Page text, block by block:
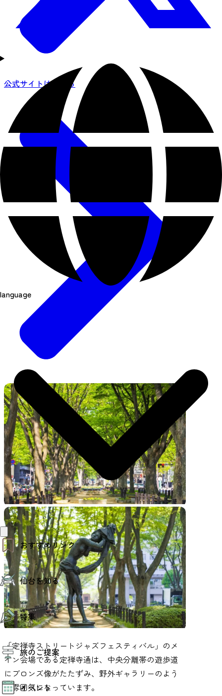
language
おすすめリンク
仙台夜時間
モデルコース
エリアガイド
お知らせ
お得なチケット
仙台を知る
仙台の魅力
エリアガイド
復興に向けて
仙台から行く東北周遊旅
伝統的工芸品
特集
特集
夜時間トピックス
旅のご提案
モデルコース
AIおまかせコース
イベント
公式サイトはこちら
「定禅寺ストリートジャズフェスティバル」のメ
イン会場である定禅寺通は、中央分離帯の遊歩道
にブロンズ像がたたずみ、野外ギャラリーのよう
な雰囲気になっています。